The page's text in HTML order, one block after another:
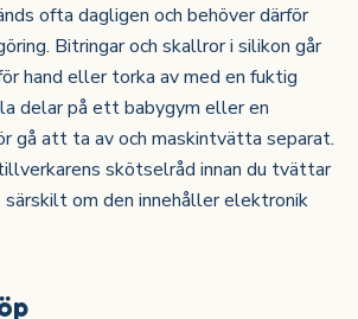
ofta dagligen och behöver därför
Bitringar och skallror i silikon går
hand eller torka av med en fuktig
delar på ett babygym eller en
gå att ta av och maskintvätta separat.
skötselråd innan du tvättar
särskilt om den innehåller elektronik